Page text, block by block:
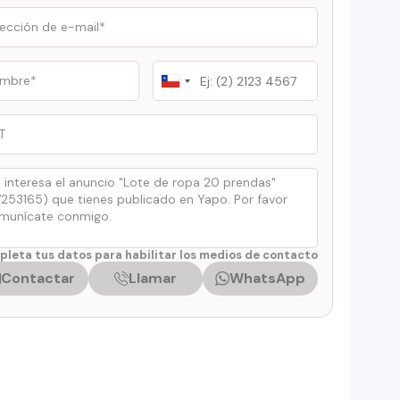
Chile
+56
tus datos para habilitar los medios de contacto
Contactar Llamar WhatsApp